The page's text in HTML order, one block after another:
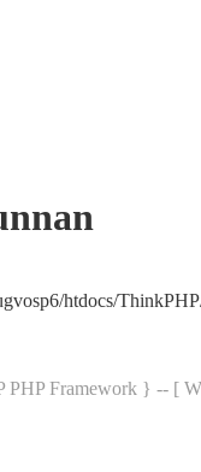
htdocs/
PHP Framework } -- [